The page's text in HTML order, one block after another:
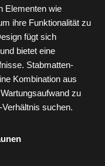
Elementen wie
ihre Funktionalität zu
fügt sich
bietet eine
Stabmatten-
Kombination aus
zu
suchen.